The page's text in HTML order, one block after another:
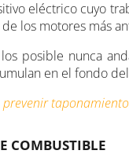
eléctrico cuyo
los motores más
posible nunca
en el fondo
prevenir
COMBUSTIBLE